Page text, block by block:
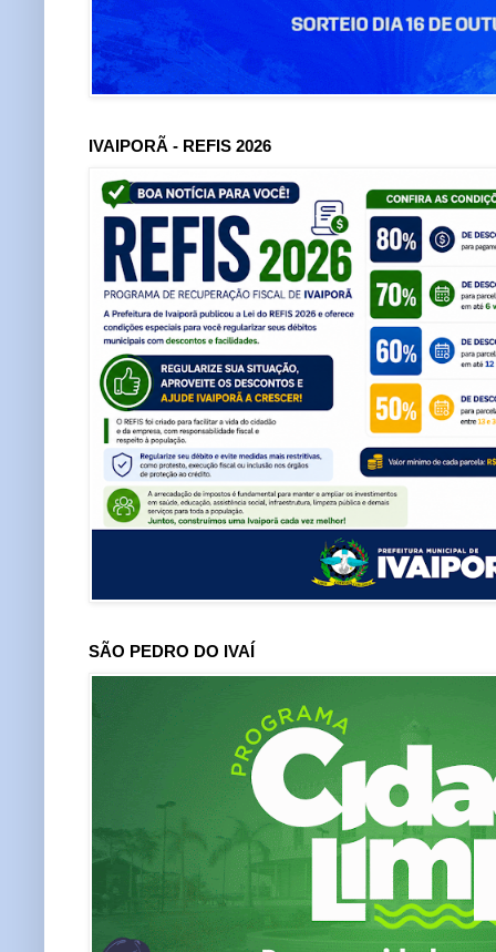
IVAIPORÃ - REFIS 2026
SÃO PEDRO DO IVAÍ